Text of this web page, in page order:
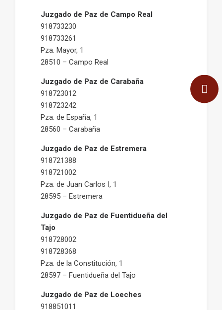
Juzgado de Paz de Campo Real
918733230
918733261
Pza. Mayor, 1
28510 – Campo Real
Juzgado de Paz de Carabaña
918723012
918723242
Pza. de España, 1
28560 – Carabaña
Juzgado de Paz de Estremera
918721388
918721002
Pza. de Juan Carlos I, 1
28595 – Estremera
Juzgado de Paz de Fuentidueña del
Tajo
918728002
918728368
Pza. de la Constitución, 1
28597 – Fuentidueña del Tajo
Juzgado de Paz de Loeches
918851011